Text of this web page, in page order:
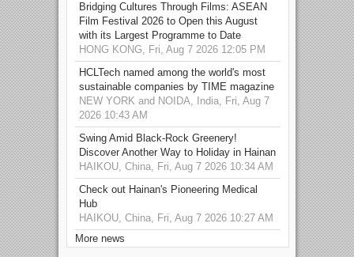
Bridging Cultures Through Films: ASEAN
Film Festival 2026 to Open this August
with its Largest Programme to Date
HONG KONG, Fri, Aug 7 2026 12:05 PM
HCLTech named among the world's most
sustainable companies by TIME magazine
NEW YORK and NOIDA, India, Fri, Aug 7
2026 10:43 AM
Swing Amid Black‑Rock Greenery!
Discover Another Way to Holiday in Hainan
HAIKOU, China, Fri, Aug 7 2026 10:34 AM
Check out Hainan's Pioneering Medical
Hub
HAIKOU, China, Fri, Aug 7 2026 10:27 AM
More news